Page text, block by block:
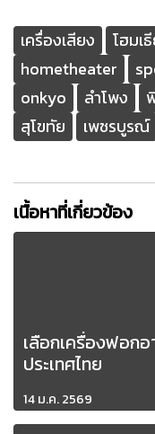
เครื่องเสียง โฮมเ
hometheater
onkyo
ลำโพง
สุโขทัย
เพชรบูรณ์
เนื้อหาที่เกี่ยวข้อง
เลือกเครื่องฟอกอ
ประเทศไทย
14 ม.ค. 2569